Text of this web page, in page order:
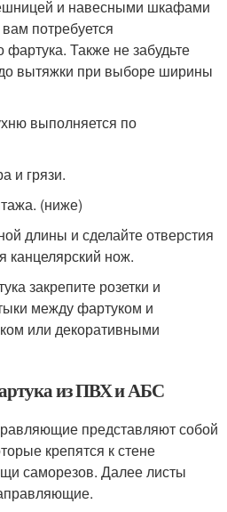
и навесными шкафами
потребуется
Также не забудьте
вытяжки при выборе ширины
выполняется по
и грязи.
(ниже)
длины и сделайте отверстия
канцелярский нож.
закрепите розетки и
между фартуком и
или декоративными
из ПВХ и АБС
представляют собой
крепятся к стене
саморезов. Далее листы